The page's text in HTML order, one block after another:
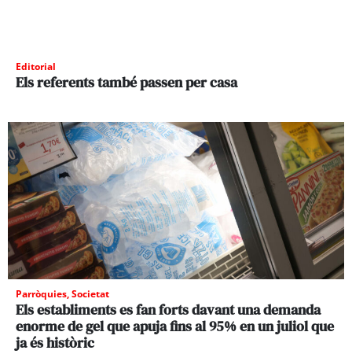
Editorial
Els referents també passen per casa
Parròquies,Societat
Els establiments es fan forts davant una demanda
enorme de gel que apuja fins al 95% en un juliol que
ja és històric